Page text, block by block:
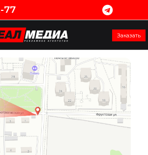
77
Заказать